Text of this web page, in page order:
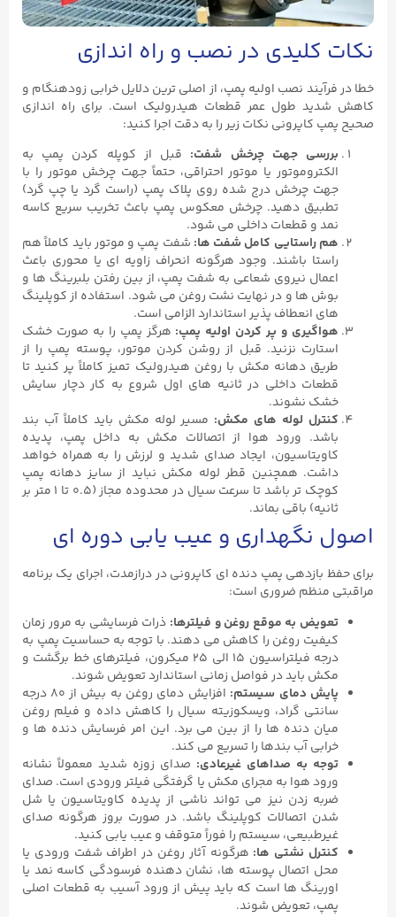
نکات کلیدی در نصب و راه‌ اندازی
خطا در فرآیند نصب اولیه پمپ، از اصلی ‌ترین دلایل خرابی زودهنگام و
کاهش شدید طول عمر قطعات هیدرولیک است. برای راه‌ اندازی
صحیح پمپ کاپرونی نکات زیر را به دقت اجرا کنید:
بررسی جهت چرخش شفت: قبل از کوپله کردن پمپ به
الکتروموتور یا موتور احتراقی، حتماً جهت چرخش موتور را با
جهت چرخش درج‌ شده روی پلاک پمپ (راست‌ گرد یا چپ ‌گرد)
تطبیق دهید. چرخش معکوس پمپ باعث تخریب سریع کاسه
‌نمد و قطعات داخلی می ‌شود.
هم‌ راستایی کامل شفت ‌ها: شفت پمپ و موتور باید کاملاً هم
‌راستا باشند. وجود هرگونه انحراف زاویه ‌ای یا محوری باعث
اعمال نیروی شعاعی به شفت پمپ، از بین رفتن بلبرینگ ‌ها و
بوش ‌ها و در نهایت نشت روغن می‌ شود. استفاده از کوپلینگ
‌های انعطاف ‌پذیر استاندارد الزامی است.
هواگیری و پر کردن اولیه پمپ: هرگز پمپ را به صورت خشک
استارت نزنید. قبل از روشن کردن موتور، پوسته پمپ را از
طریق دهانه مکش با روغن هیدرولیک تمیز کاملاً پر کنید تا
قطعات داخلی در ثانیه‌ های اول شروع به کار دچار سایش
خشک نشوند.
کنترل لوله‌ های مکش: مسیر لوله مکش باید کاملاً آب ‌بند
باشد. ورود هوا از اتصالات مکش به داخل پمپ، پدیده
کاویتاسیون، ایجاد صدای شدید و لرزش را به همراه خواهد
داشت. همچنین قطر لوله مکش نباید از سایز دهانه پمپ
کوچک ‌تر باشد تا سرعت سیال در محدوده مجاز (۰.۵ تا ۱ متر بر
ثانیه) باقی بماند.
اصول نگهداری و عیب‌ یابی دوره ای
برای حفظ بازدهی پمپ دنده ‌ای کاپرونی در درازمدت، اجرای یک برنامه
مراقبتی منظم ضروری است:
تعویض به موقع روغن و فیلترها: ذرات فرسایشی به مرور زمان
کیفیت روغن را کاهش می ‌دهند. با توجه به حساسیت پمپ به
درجه فیلتراسیون ۱۵ الی ۲۵ میکرون، فیلترهای خط برگشت و
مکش باید در فواصل زمانی استاندارد تعویض شوند.
پایش دمای سیستم:
افزایش دمای روغن به بیش از ۸۰ درجه
سانتی ‌گراد، ویسکوزیته سیال را کاهش داده و فیلم روغن
میان دنده ‌ها را از بین می‌ برد. این امر فرسایش دنده‌ ها و
خرابی آب ‌بندها را تسریع می ‌کند.
توجه به صداهای غیرعادی: صدای زوزه شدید معمولاً نشانه
ورود هوا به مجرای مکش یا گرفتگی فیلتر ورودی است. صدای
ضربه زدن نیز می ‌تواند ناشی از پدیده کاویتاسیون یا شل
شدن اتصالات کوپلینگ باشد. در صورت بروز هرگونه صدای
غیرطبیعی، سیستم را فوراً متوقف و عیب ‌یابی کنید.
کنترل نشتی ‌ها: هرگونه آثار روغن در اطراف شفت ورودی یا
محل اتصال پوسته ‌ها، نشان ‌دهنده فرسودگی کاسه ‌نمد یا
اورینگ ‌ها است که باید پیش از ورود آسیب به قطعات اصلی
پمپ، تعویض شوند.